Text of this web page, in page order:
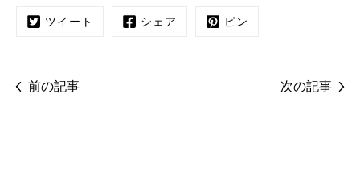
ツイート シェア ピン
前の記事 次の記事